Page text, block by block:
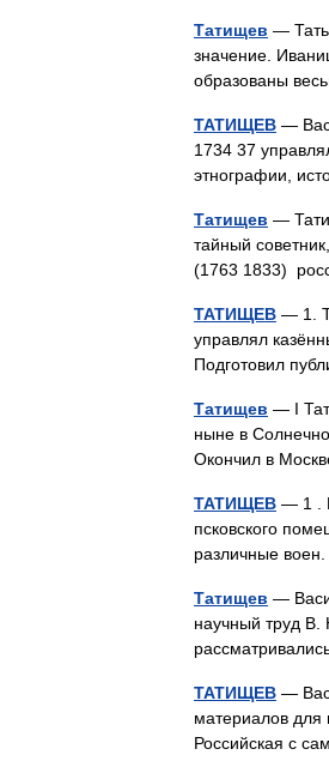
Татищев —
значение.
образованы
ТАТИЩЕВ —
1734 37
этнографии,
Татищев —
тайный
(1763 1833)
ТАТИЩЕВ — 1.
управлял
Подготовил
Татищев — I
ныне в
Окончил в
ТАТИЩЕВ — 1 .
псковского
различные
Татищев —
научный труд В.
ТАТИЩЕВ —
материалов для
Российская с